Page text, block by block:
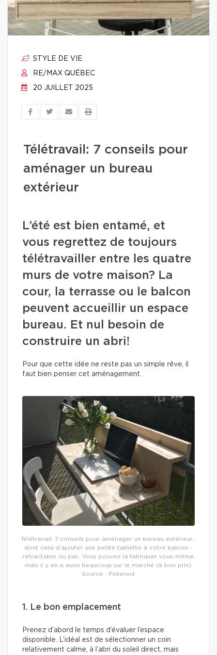
STYLE DE VIE
RE/MAX QUÉBEC
20 JUILLET 2025
Télétravail: 7 conseils pour
aménager un bureau
extérieur
L’été est bien entamé, et
vous regrettez de toujours
télétravailler entre les quatre
murs de votre maison? La
cour, la terrasse ou le balcon
peuvent accueillir un espace
bureau. Et nul besoin de
construire un abri!
Pour que cette idée ne reste pas un simple rêve, il
faut bien penser cet aménagement.
Télétravail: 7 conseils pour aménager un bureau extérieur…
dont celui d’ajouter une petite tablette à votre balcon –
rétractable ou pas. Vous pouvez la fabriquer vous-même,
mais il y en a aussi beaucoup sur le marché (à bon prix).
Source : Pinterest
1. Le bon emplacement
Prenez d’abord le temps d’évaluer l’espace
disponible. L’idéal est de sélectionner un coin
relativement calme, à l’abri du soleil direct, mais